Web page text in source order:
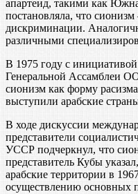
апартеид, такими как
постановляла, что
дискриминации.
различными
В 1975 году с
Генеральной Ассамблеи
сионизм как форму
выступили арабские
В ходе дискуссии
представители
УССР подчеркнул, что
представитель Кубы
арабские территории в
осуществлению основных